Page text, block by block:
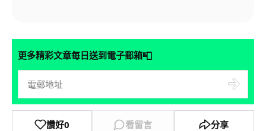
更多精彩文章每日送到電子郵箱📮
讚好0 看留言 分享